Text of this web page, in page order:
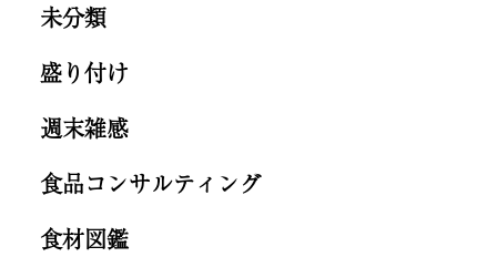
未分類
盛り付け
週末雑感
食品コンサルティング
食材図鑑